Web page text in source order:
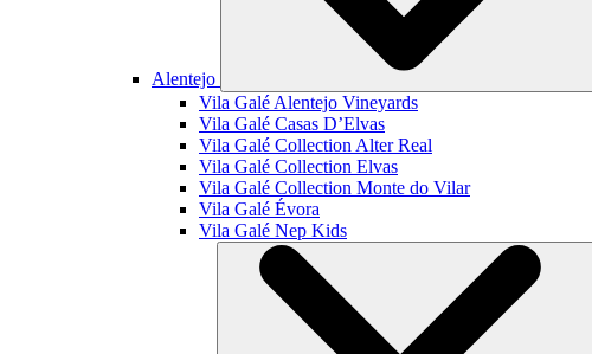
Alentejo
Vila Galé Alentejo Vineyards
Vila Galé Casas D’Elvas
Vila Galé Collection Alter Real
Vila Galé Collection Elvas
Vila Galé Collection Monte do Vilar
Vila Galé Évora
Vila Galé Nep Kids